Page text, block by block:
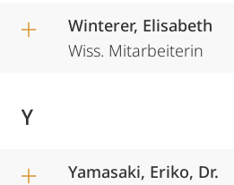
Winterer, Elisabeth
Wiss. Mitarbeiterin
Y
Yamasaki, Eriko, Dr.